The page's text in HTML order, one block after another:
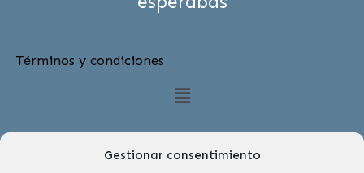
Gestionar consentimiento
Términos y condiciones
Menú